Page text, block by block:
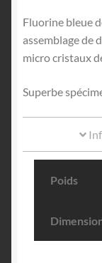
Fluorine bleue
assemblage de
micro cristaux
Superbe
Poids